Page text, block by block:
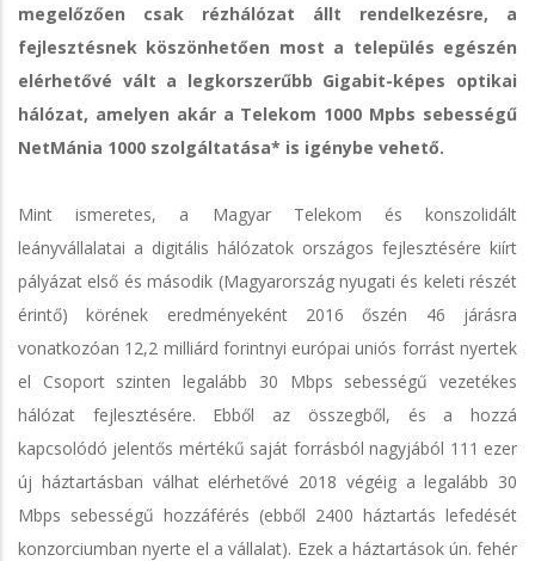
megelőzően csak rézhálózat állt rendelkezésre, a
fejlesztésnek köszönhetően most a település egészén
elérhetővé vált a legkorszerűbb Gigabit-képes optikai
hálózat, amelyen akár a Telekom 1000 Mpbs sebességű
NetMánia 1000 szolgáltatása* is igénybe vehető.
Mint ismeretes, a Magyar Telekom és konszolidált
leányvállalatai a digitális hálózatok országos fejlesztésére kiírt
pályázat első és második (Magyarország nyugati és keleti részét
érintő) körének eredményeként 2016 őszén 46 járásra
vonatkozóan 12,2 milliárd forintnyi európai uniós forrást nyertek
el Csoport szinten legalább 30 Mbps sebességű vezetékes
hálózat fejlesztésére. Ebből az összegből, és a hozzá
kapcsolódó jelentős mértékű saját forrásból nagyjából 111 ezer
új háztartásban válhat elérhetővé 2018 végéig a legalább 30
Mbps sebességű hozzáférés (ebből 2400 háztartás lefedését
konzorciumban nyerte el a vállalat). Ezek a háztartások ún. fehér